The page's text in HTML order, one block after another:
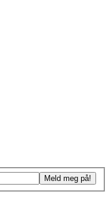
Meld meg på!